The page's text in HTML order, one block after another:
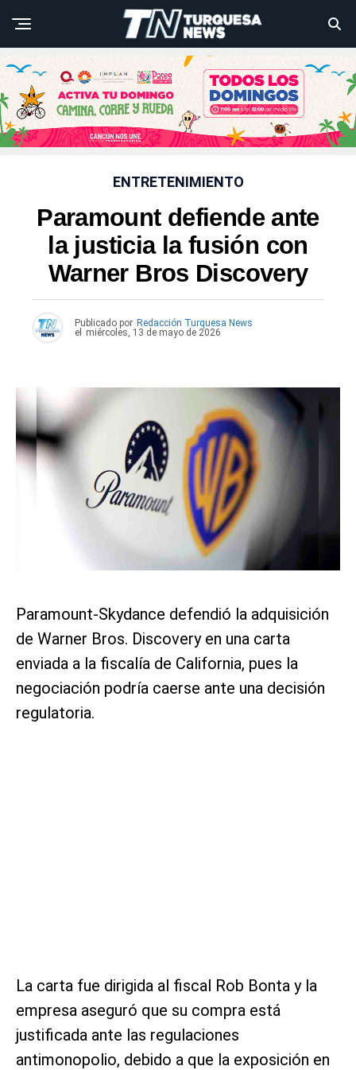
ENTRETENIMIENTO
Paramount defiende ante
la justicia la fusión con
Warner Bros Discovery
Publicado por Redacción Turquesa News
el
miércoles, 13 de mayo de 2026
Paramount-Skydance defendió la adquisición
de Warner Bros. Discovery en una carta
enviada a la fiscalía de California, pues la
negociación podría caerse ante una decisión
regulatoria.
La carta fue dirigida al fiscal Rob Bonta y la
empresa aseguró que su compra está
justificada ante las regulaciones
antimonopolio, debido a que la exposición en